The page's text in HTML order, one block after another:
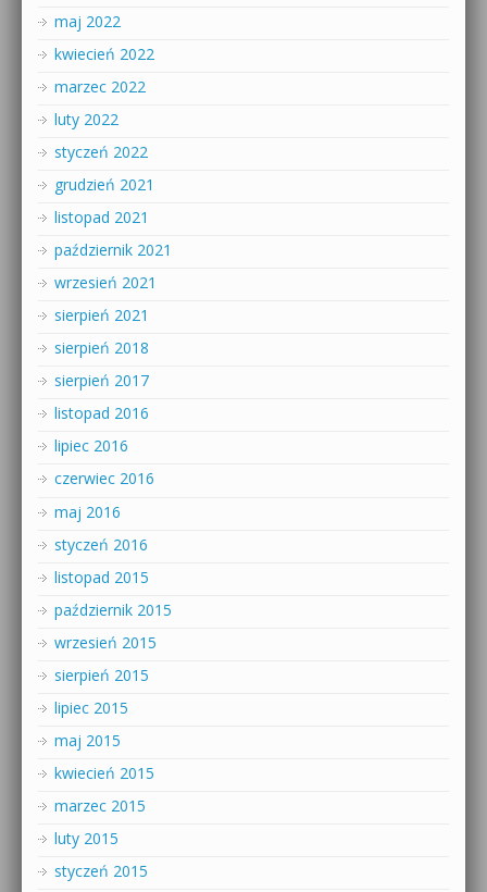
maj 2022
kwiecień 2022
marzec 2022
luty 2022
styczeń 2022
grudzień 2021
listopad 2021
październik 2021
wrzesień 2021
sierpień 2021
sierpień 2018
sierpień 2017
listopad 2016
lipiec 2016
czerwiec 2016
maj 2016
styczeń 2016
listopad 2015
październik 2015
wrzesień 2015
sierpień 2015
lipiec 2015
maj 2015
kwiecień 2015
marzec 2015
luty 2015
styczeń 2015